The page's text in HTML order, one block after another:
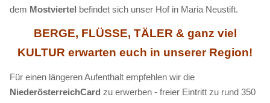
dem Mostviertel befindet sich unser Hof in Maria Neustift.
BERGE, FLÜSSE, TÄLER & ganz viel
KULTUR erwarten euch in unserer Region!
Für einen längeren Aufenthalt empfehlen wir die
NiederösterreichCard zu erwerben - freier Eintritt zu rund 350